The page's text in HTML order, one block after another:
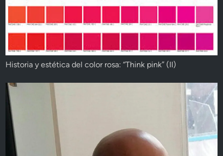
Historia y estética del color rosa: “Think pink” (II)